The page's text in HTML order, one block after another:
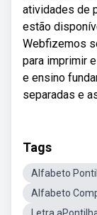
atividades de
estão
Webfizemos
para imprimir
e ensino
separadas e
Tags
Alfabeto
Alfabeto